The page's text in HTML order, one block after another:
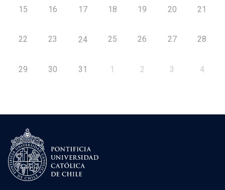
15 16 17 18 19 20 21
22 23 24 25 26 27 28
29 30 31 1 2 3 4